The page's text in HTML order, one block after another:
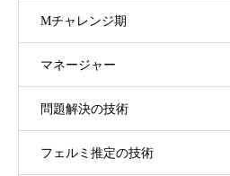
Mチャレンジ期
マネージャー
問題解決の技術
フェルミ推定の技術